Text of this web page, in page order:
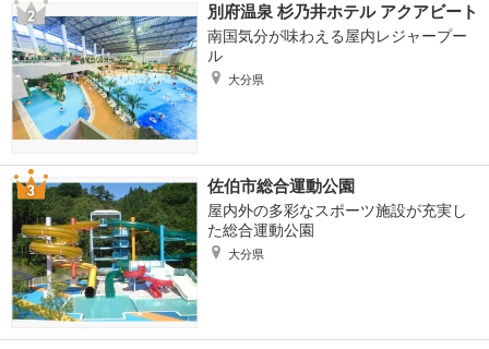
別府温泉 杉乃井ホテル アクアビート
南国気分が味わえる屋内レジャープー
ル
大分県
佐伯市総合運動公園
屋内外の多彩なスポーツ施設が充実し
た総合運動公園
大分県